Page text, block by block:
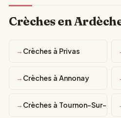
Crèches en
Crèches à Privas
Crèches à Annonay
Crèches à Tournon-Sur-